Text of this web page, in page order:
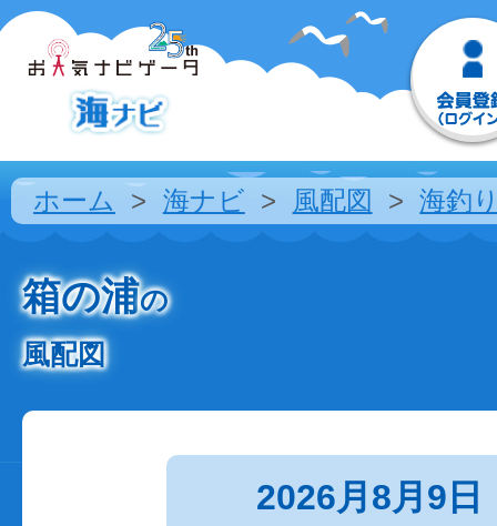
ホーム 海ナビ 風配図 海釣
箱の浦の
風配図
2026月8月9日